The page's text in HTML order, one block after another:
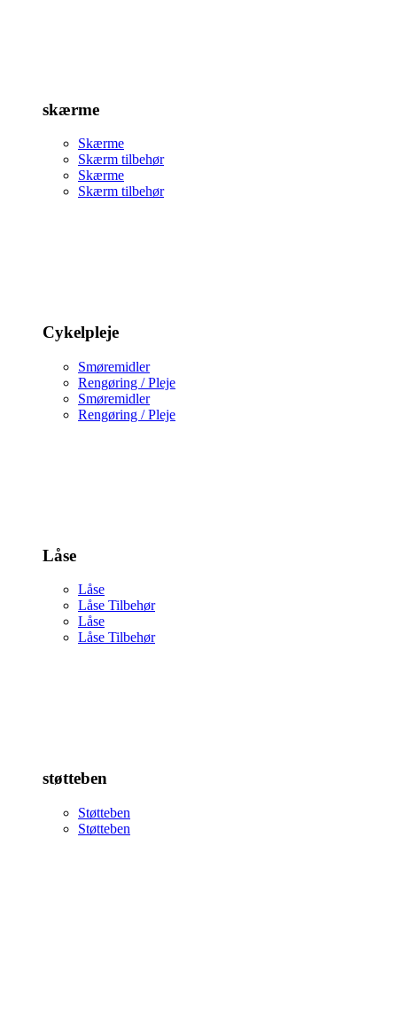
skærme
Skærme
Skærm tilbehør
Skærme
Skærm tilbehør
Cykelpleje
Smøremidler
Rengøring / Pleje
Smøremidler
Rengøring / Pleje
Låse
Låse
Låse Tilbehør
Låse
Låse Tilbehør
støtteben
Støtteben
Støtteben